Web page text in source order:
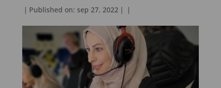
| Published on: sep 27, 2022 | |